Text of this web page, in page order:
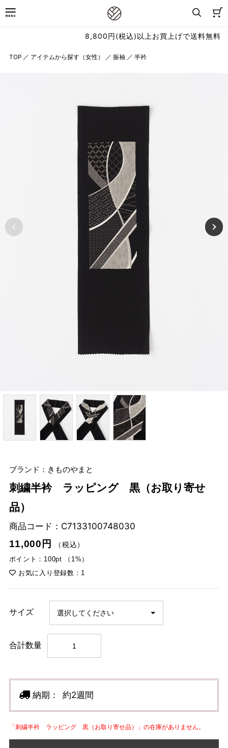
8,800円(税込)以上お買上げで送料無料
TOP ／ アイテムから探す（女性） ／ 振袖 ／ 半衿
ブランド：きものやまと
刺繍半衿 ラッピング 黒（お取り寄せ
品）
商品コード： C7133100748030
11,000円
（税込）
ポイント：100pt （1%）
お気に入り登録数：1
サイズ
合計数量
納期： 約2週間
「刺繍半衿 ラッピング 黒（お取り寄せ品）」の在庫がありません。